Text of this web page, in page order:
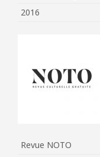
2016
Revue NOTO